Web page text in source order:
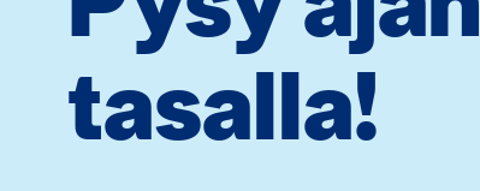
tasalla!